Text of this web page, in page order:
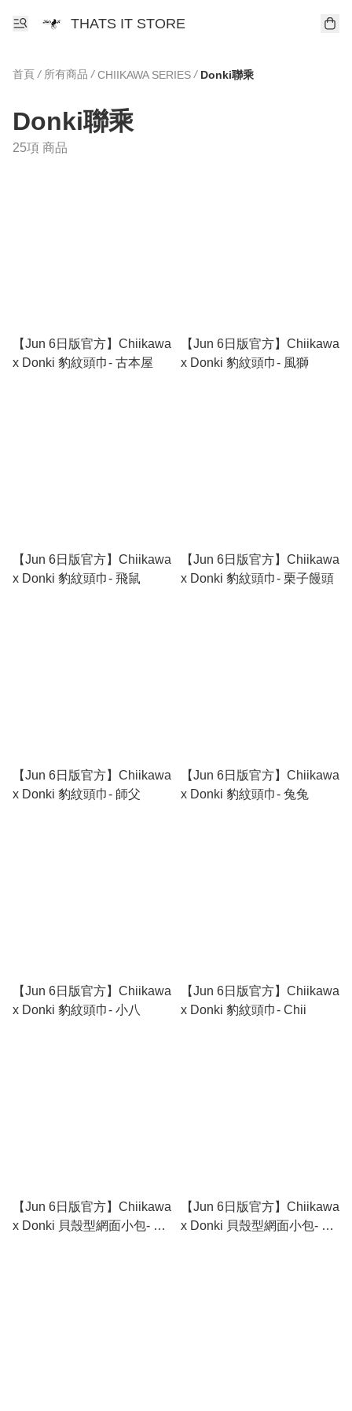
THATS IT STORE
首頁 / 所有商品 / CHIIKAWA SERIES / Donki聯乘
Donki聯乘
25項 商品
【Jun 6日版官方】Chiikawa
x Donki 豹紋頭巾- 古本屋
【Jun 6日版官方】Chiikawa
x Donki 豹紋頭巾- 風獅
【Jun 6日版官方】Chiikawa
x Donki 豹紋頭巾- 飛鼠
【Jun 6日版官方】Chiikawa
x Donki 豹紋頭巾- 栗子饅頭
【Jun 6日版官方】Chiikawa
x Donki 豹紋頭巾- 師父
【Jun 6日版官方】Chiikawa
x Donki 豹紋頭巾- 兔兔
【Jun 6日版官方】Chiikawa
x Donki 豹紋頭巾- 小八
【Jun 6日版官方】Chiikawa
x Donki 豹紋頭巾- Chii
【Jun 6日版官方】Chiikawa
x Donki 貝殼型網面小包- 兔
【Jun 6日版官方】Chiikawa
x Donki 貝殼型網面小包- 小